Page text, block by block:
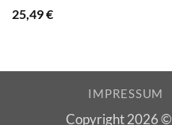
25,49€
IMPRESSUM
Copyright 2026 ©